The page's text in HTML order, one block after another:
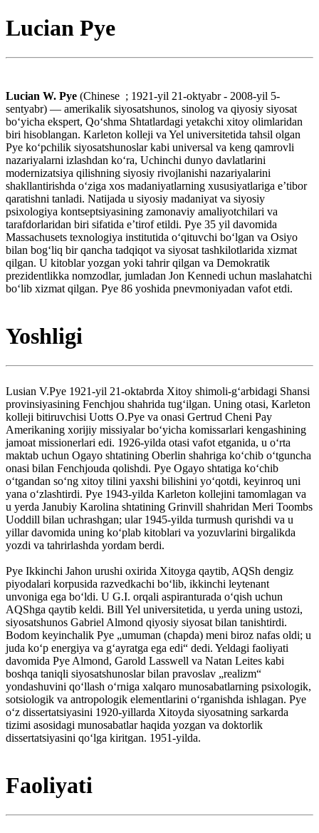
Lucian Pye
Lucian W. Pye (Chinese ; 1921-yil 21-oktyabr - 2008-yil 5-
sentyabr) — amerikalik siyosatshunos, sinolog va qiyosiy siyosat
boʻyicha ekspert, Qoʻshma Shtatlardagi yetakchi xitoy olimlaridan
biri hisoblangan. Karleton kolleji va Yel universitetida tahsil olgan
Pye koʻpchilik siyosatshunoslar kabi universal va keng qamrovli
nazariyalarni izlashdan koʻra, Uchinchi dunyo davlatlarini
modernizatsiya qilishning siyosiy rivojlanishi nazariyalarini
shakllantirishda oʻziga xos madaniyatlarning xususiyatlariga e’tibor
qaratishni tanladi. Natijada u siyosiy madaniyat va siyosiy
psixologiya kontseptsiyasining zamonaviy amaliyotchilari va
tarafdorlaridan biri sifatida eʼtirof etildi. Pye 35 yil davomida
Massachusets texnologiya institutida oʻqituvchi boʻlgan va Osiyo
bilan bogʻliq bir qancha tadqiqot va siyosat tashkilotlarida xizmat
qilgan. U kitoblar yozgan yoki tahrir qilgan va Demokratik
prezidentlikka nomzodlar, jumladan Jon Kennedi uchun maslahatchi
boʻlib xizmat qilgan. Pye 86 yoshida pnevmoniyadan vafot etdi.
Yoshligi
Lusian V.Pye 1921-yil 21-oktabrda Xitoy shimoli-gʻarbidagi Shansi
provinsiyasining Fenchjou shahrida tugʻilgan. Uning otasi, Karleton
kolleji bitiruvchisi Uotts O.Pye va onasi Gertrud Cheni Pay
Amerikaning xorijiy missiyalar boʻyicha komissarlari kengashining
jamoat missionerlari edi. 1926-yilda otasi vafot etganida, u oʻrta
maktab uchun Ogayo shtatining Oberlin shahriga koʻchib oʻtguncha
onasi bilan Fenchjouda qolishdi. Pye Ogayo shtatiga koʻchib
oʻtgandan soʻng xitoy tilini yaxshi bilishini yoʻqotdi, keyinroq uni
yana oʻzlashtirdi. Pye 1943-yilda Karleton kollejini tamomlagan va
u yerda Janubiy Karolina shtatining Grinvill shahridan Meri Toombs
Uoddill bilan uchrashgan; ular 1945-yilda turmush qurishdi va u
yillar davomida uning koʻplab kitoblari va yozuvlarini birgalikda
yozdi va tahrirlashda yordam berdi.
Pye Ikkinchi Jahon urushi oxirida Xitoyga qaytib, AQSh dengiz
piyodalari korpusida razvedkachi boʻlib, ikkinchi leytenant
unvoniga ega boʻldi. U G.I. orqali aspiranturada oʻqish uchun
AQShga qaytib keldi. Bill Yel universitetida, u yerda uning ustozi,
siyosatshunos Gabriel Almond qiyosiy siyosat bilan tanishtirdi.
Bodom keyinchalik Pye „umuman (chapda) meni biroz nafas oldi; u
juda koʻp energiya va gʻayratga ega edi“ dedi. Yeldagi faoliyati
davomida Pye Almond, Garold Lasswell va Natan Leites kabi
boshqa taniqli siyosatshunoslar bilan pravoslav „realizm“
yondashuvini qoʻllash oʻrniga xalqaro munosabatlarning psixologik,
sotsiologik va antropologik elementlarini oʻrganishda ishlagan. Pye
oʻz dissertatsiyasini 1920-yillarda Xitoyda siyosatning sarkarda
tizimi asosidagi munosabatlar haqida yozgan va doktorlik
dissertatsiyasini qoʻlga kiritgan. 1951-yilda.
Faoliyati